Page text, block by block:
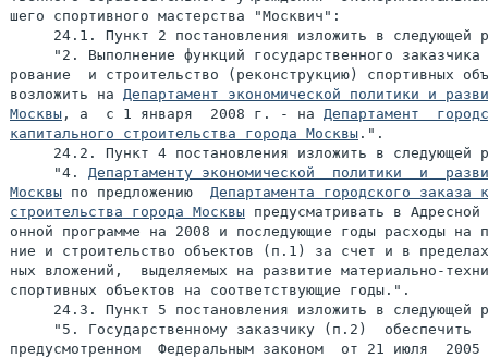
шего спортивного мастерства "Москвич":
24.1. Пункт 2 постановления изложить в следующей
"2. Выполнение функций государственного заказчика
рование  и строительство (реконструкцию) спортивных
возложить на Департамент экономической политики и
Москвы , а  с 1 января  2008 г. - на Департамент
капитального строительства города Москвы .".
24.2. Пункт 4 постановления изложить в следующей
     "4.
Департаменту экономической  политики  и
Москвы по предложению Департамента городского заказа
строительства города Москвы предусматривать в
онной программе на 2008 и последующие годы расходы на
ние и строительство объектов (п.1) за счет и в
ных вложений,  выделяемых на развитие материально-
спортивных объектов на соответствующие годы.".
24.3. Пункт 5 постановления изложить в следующей
"5. Государственному заказчику (п.2)  обеспечить
предусмотренном  Федеральным законом  от 21 июля